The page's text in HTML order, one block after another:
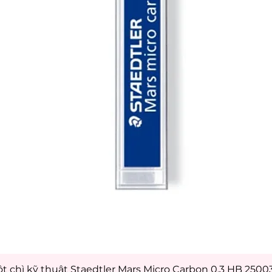
Xem nhanh
chì kỹ thuật Staedtler Mars Micro Carbon 0.3 HB